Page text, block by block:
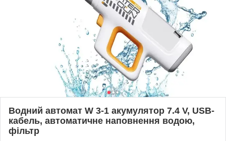
Водний автомат W 3-1 акумулятор 7.4 V, USB-
кабель, автоматичне наповнення водою,
фільтр